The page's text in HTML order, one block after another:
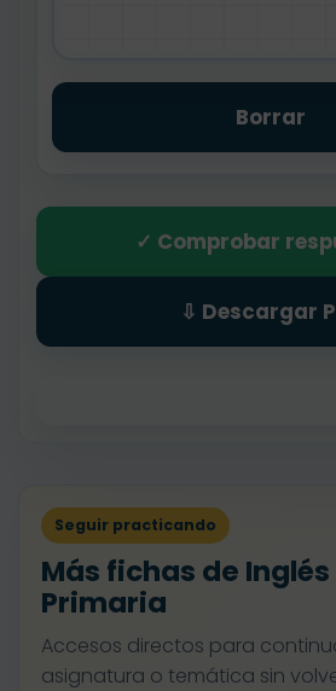
Borrar
✓ Comprobar
⇩ Descargar
Seguir practicando
Más fichas de
Primaria
Accesos directos para
asignatura o temática sin